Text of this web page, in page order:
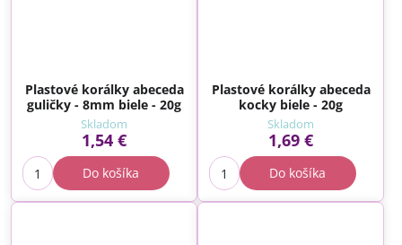
Plastové korálky abeceda
guličky - 8mm biele - 20g
Skladom
1,54 €
Do košíka
Plastové korálky abeceda
kocky biele - 20g
Skladom
1,69 €
Do košíka